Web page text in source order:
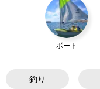
ボート
釣り